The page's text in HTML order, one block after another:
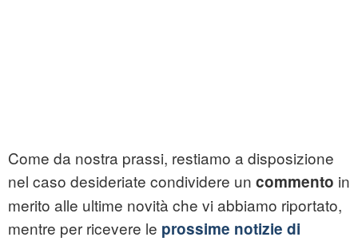
Come da nostra prassi, restiamo a disposizione
nel caso desideriate condividere un commento in
merito alle ultime novità che vi abbiamo riportato,
mentre per ricevere le prossime notizie di